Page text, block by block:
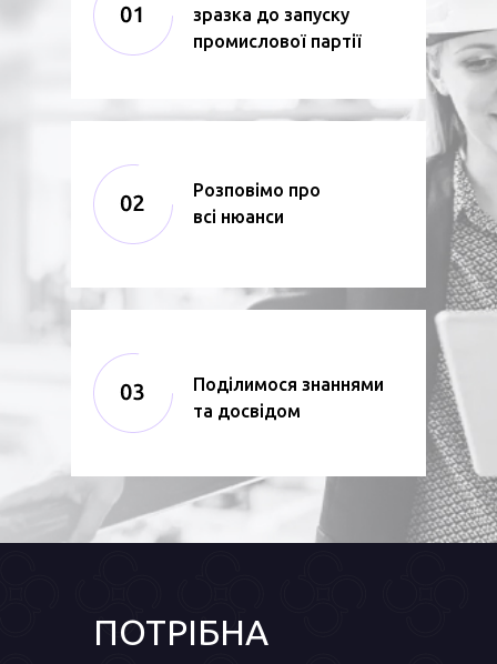
зразка до запуску
промислової партії
Розповімо про
всі нюанси
Поділимося знаннями
та досвідом
ПОТРІБНА